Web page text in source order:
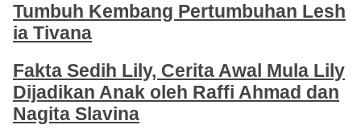
Tumbuh Kembang Pertumbuhan Lesh
ia Tivana
Fakta Sedih Lily, Cerita Awal Mula Lily
Dijadikan Anak oleh Raffi Ahmad dan
Nagita Slavina